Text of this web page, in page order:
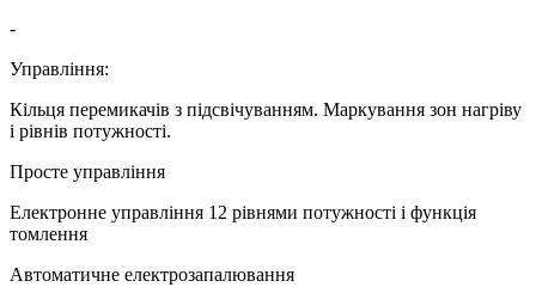
-
Управління:
Кільця перемикачів з підсвічуванням. Маркування зон нагріву
і рівнів потужності.
Просте управління
Електронне управління 12 рівнями потужності і функція
томлення
Автоматичне електрозапалювання